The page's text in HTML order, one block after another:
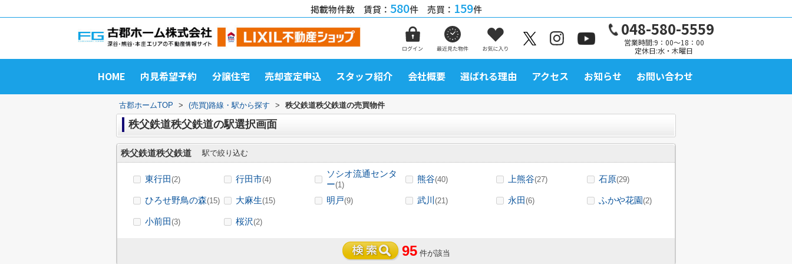
掲載物件数 賃貸： 580件 売買： 159件
048-580-5559
営業時間:9：00～18：00
定休日:水・木曜日
HOME 内見希望予約 分譲住宅 売却査定申込 スタッフ紹介 会社概要 選ばれる理由 アクセス お知らせ お問い合わせ
古郡ホームTOP > (売買)路線・駅から探す > 秩父鉄道秩父鉄道の売買物件
秩父鉄道秩父鉄道の駅選択画面
秩父鉄道秩父鉄道 駅で絞り込む
東行田(2) 行田市(4)
ソシオ流通センタ
ー(1)
熊谷(40) 上熊谷(27) 石原(29)
ひろせ野鳥の森(15) 大麻生(15) 明戸(9) 武川 (21) 永田(6) ふかや花園(2)
小前田(3) 桜沢(2)
95 件が該当